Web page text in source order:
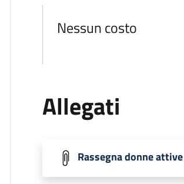
Nessun costo
Allegati
Rassegna donne